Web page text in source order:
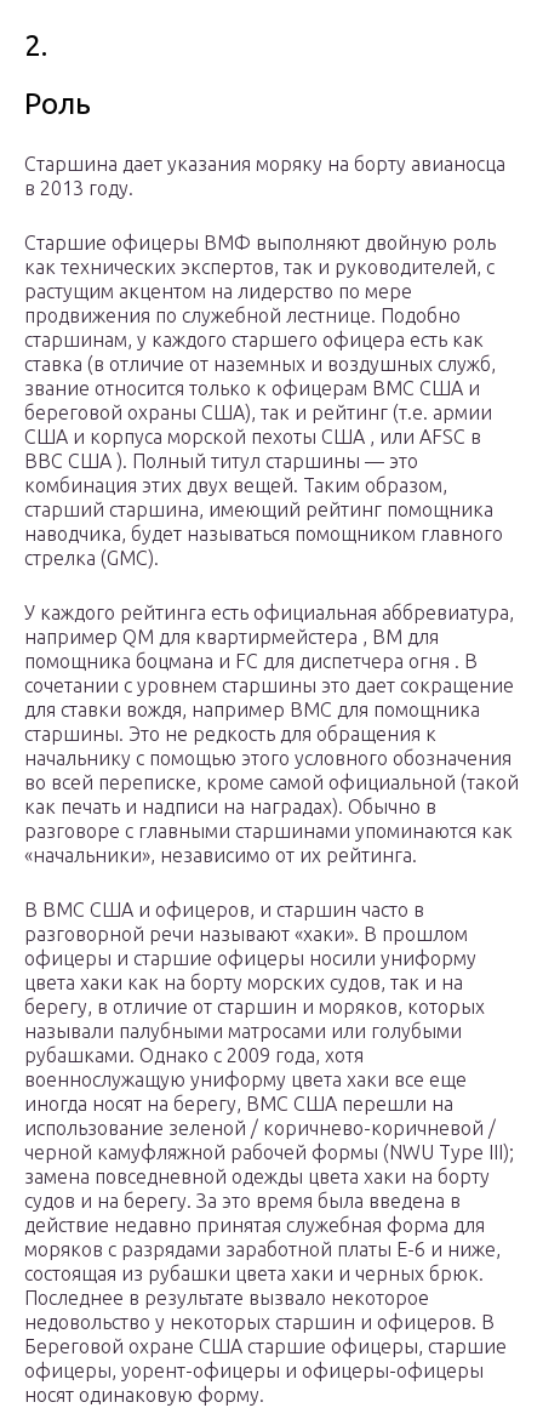
2.
Роль
Старшина дает указания моряку на борту авианосца
в 2013 году.
Старшие офицеры ВМФ выполняют двойную роль
как технических экспертов, так и руководителей, с
растущим акцентом на лидерство по мере
продвижения по служебной лестнице. Подобно
старшинам, у каждого старшего офицера есть как
ставка (в отличие от наземных и воздушных служб,
звание относится только к офицерам ВМС США и
береговой охраны США), так и рейтинг (т.е. армии
США и корпуса морской пехоты США , или AFSC в
ВВС США ). Полный титул старшины — это
комбинация этих двух вещей. Таким образом,
старший старшина, имеющий рейтинг помощника
наводчика, будет называться помощником главного
стрелка (GMC).
У каждого рейтинга есть официальная аббревиатура,
например QM для квартирмейстера , BM для
помощника боцмана и FC для диспетчера огня . В
сочетании с уровнем старшины это дает сокращение
для ставки вождя, например BMC для помощника
старшины. Это не редкость для обращения к
начальнику с помощью этого условного обозначения
во всей переписке, кроме самой официальной (такой
как печать и надписи на наградах). Обычно в
разговоре с главными старшинами упоминаются как
«начальники», независимо от их рейтинга.
В ВМС США и офицеров, и старшин часто в
разговорной речи называют «хаки». В прошлом
офицеры и старшие офицеры носили униформу
цвета хаки как на борту морских судов, так и на
берегу, в отличие от старшин и моряков, которых
называли палубными матросами или голубыми
рубашками. Однако с 2009 года, хотя
военнослужащую униформу цвета хаки все еще
иногда носят на берегу, ВМС США перешли на
использование зеленой / коричнево-коричневой /
черной камуфляжной рабочей формы (NWU Type III);
замена повседневной одежды цвета хаки на борту
судов и на берегу. За это время была введена в
действие недавно принятая служебная форма для
моряков с разрядами заработной платы E-6 и ниже,
состоящая из рубашки цвета хаки и черных брюк.
Последнее в результате вызвало некоторое
недовольство у некоторых старшин и офицеров. В
Береговой охране США старшие офицеры, старшие
офицеры, уорент-офицеры и офицеры-офицеры
носят одинаковую форму.